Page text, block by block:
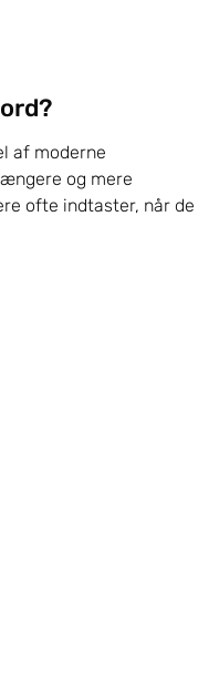
af moderne
og mere
ofte indtaster, når de